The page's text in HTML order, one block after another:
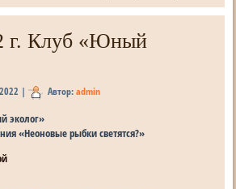
г. Клуб «Юный
| Автор: admin
эколог»
«Неоновые рыбки светятся?»